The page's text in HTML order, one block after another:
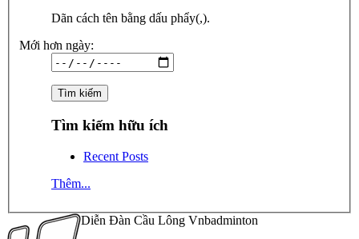
Dãn cách tên bằng dấu phẩy(,).
Mới hơn ngày:
Tìm kiếm hữu ích
Recent Posts
Thêm...
Diễn Đàn Cầu Lông Vnbadminton